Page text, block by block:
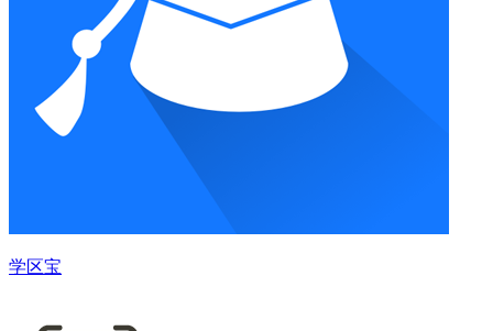
学区宝